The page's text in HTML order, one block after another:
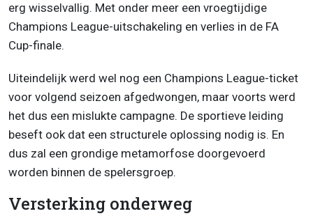
erg wisselvallig. Met onder meer een vroegtijdige
Champions League-uitschakeling en verlies in de FA
Cup-finale.
Uiteindelijk werd wel nog een Champions League-ticket
voor volgend seizoen afgedwongen, maar voorts werd
het dus een mislukte campagne. De sportieve leiding
beseft ook dat een structurele oplossing nodig is. En
dus zal een grondige metamorfose doorgevoerd
worden binnen de spelersgroep.
Versterking onderweg